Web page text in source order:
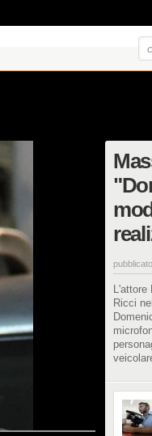
L'attore
Ricci